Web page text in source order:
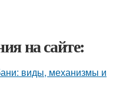
на сайте:
виды, механизмы и